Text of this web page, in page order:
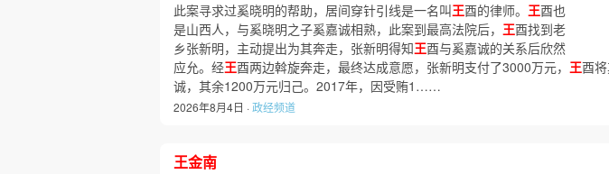
此案寻求过奚晓明的帮助，居间穿针引线是一名叫王酉的律师。 王酉也
是山西人，与奚晓明之子奚嘉诚相熟，此案到最高法院后， 王酉找到老
乡张新明，主动提出为其奔走，张新明得知王酉与奚嘉诚的关系后欣然
应允。经王酉两边斡旋奔走，最终达成意愿，张新明支付了3000万元， 王酉
诚，其余1200万元归己。2017年，因受贿1……
2026年8月4日 ·政经频道
王金南